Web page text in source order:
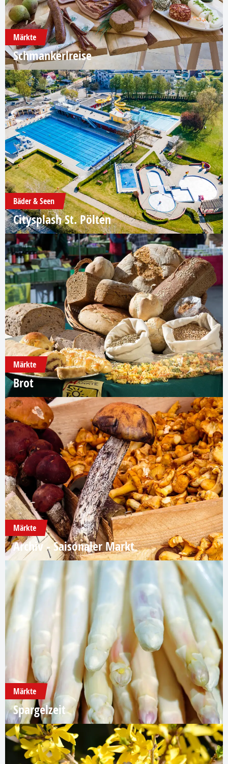
Märkte
Schmankerlreise
Bäder & Seen
Citysplash St. Pölten
Märkte
Brot
Märkte
Archiv - Saisonaler Markt
Märkte
Spargelzeit